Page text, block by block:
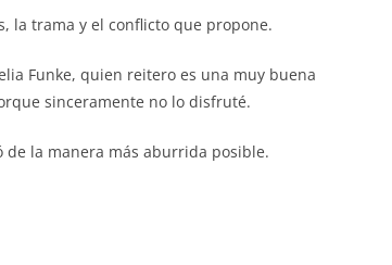
la trama y el conflicto que propone.
Funke, quien reitero es una muy buena
sinceramente no lo disfruté.
la manera más aburrida posible.